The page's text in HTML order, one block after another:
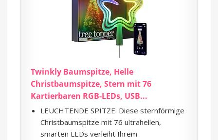
Twinkly Baumspitze, Helle
Christbaumspitze, Stern mit 76
Kartierbaren RGB-LEDs, USB...
LEUCHTENDE SPITZE: Diese sternförmige
Christbaumspitze mit 76 ultrahellen,
smarten LEDs verleiht Ihrem